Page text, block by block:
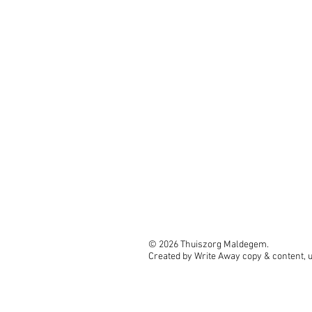
© 2026 Thuiszorg Maldegem.
Created by Write Away copy & content,